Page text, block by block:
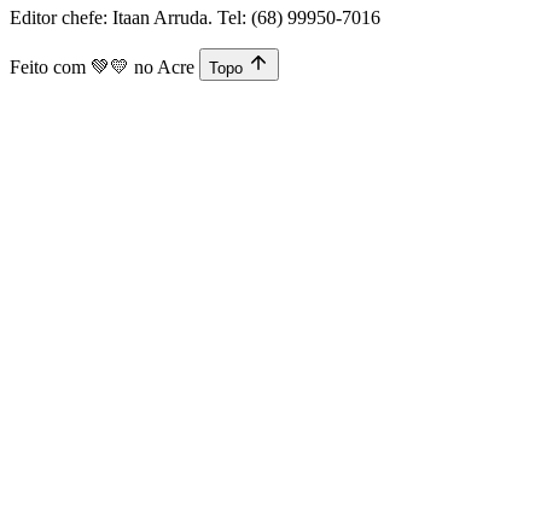
Editor chefe: Itaan Arruda. Tel: (68) 99950-7016
Feito com 💚💛 no Acre Topo